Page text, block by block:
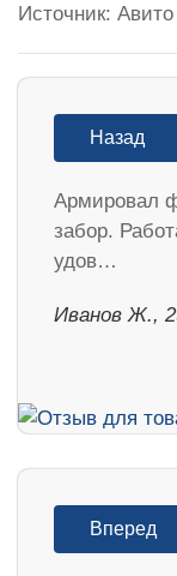
Источник: Авито
Назад
Армировал
забор.
удов…
Иванов Ж.,
Вперед